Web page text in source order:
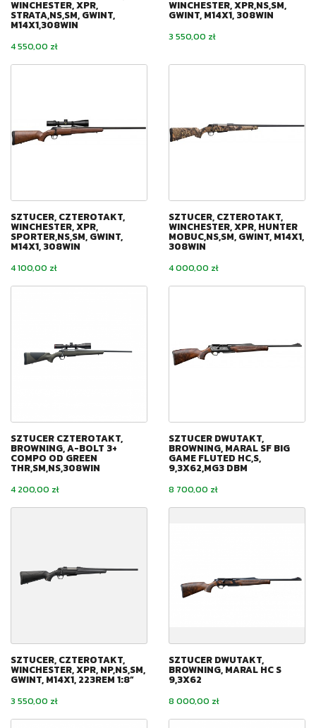
WINCHESTER, XPR,
STRATA,NS,SM, GWINT,
M14X1,308WIN
Cena
4 550,00 zł
WINCHESTER, XPR,NS,SM,
GWINT, M14X1, 308WIN
Cena
3 550,00 zł
SZTUCER, CZTEROTAKT,
WINCHESTER, XPR,
SPORTER,NS,SM, GWINT,
M14X1, 308WIN
Cena
4 100,00 zł
SZTUCER, CZTEROTAKT,
WINCHESTER, XPR, HUNTER
MOBUC,NS,SM, GWINT, M14X1,
308WIN
Cena
4 000,00 zł
SZTUCER CZTEROTAKT,
BROWNING, A-BOLT 3+
COMPO OD GREEN
THR,SM,NS,308WIN
Cena
4 200,00 zł
SZTUCER DWUTAKT,
BROWNING, MARAL SF BIG
GAME FLUTED HC,S,
9,3X62,MG3 DBM
Cena
8 700,00 zł
SZTUCER, CZTEROTAKT,
WINCHESTER, XPR, NP,NS,SM,
GWINT, M14X1, 223REM 1:8”
Cena
3 550,00 zł
SZTUCER DWUTAKT,
BROWNING, MARAL HC S
9,3X62
Cena
8 000,00 zł